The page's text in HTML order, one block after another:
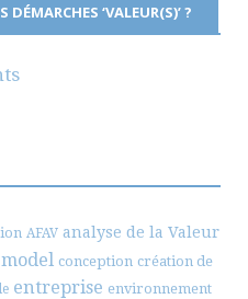
‘VALEUR(S)’ ?
AFAV analyse de la Valeur
conception création de
entreprise environnement